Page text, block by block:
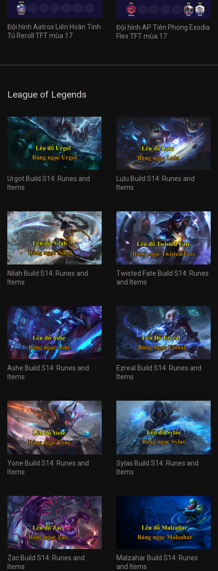
Đội hình Aatrox Liên Hoàn Tinh
Tú Reroll TFT mùa 17
Đội hình AP Tiên Phong Exodia
Flex TFT mùa 17
League of Legends
Urgot Build S14: Runes and
Items
Lulu Build S14: Runes and
Items
Nilah Build S14: Runes and
Items
Twisted Fate Build S14: Runes
and Items
Ashe Build S14: Runes and
Items
Ezreal Build S14: Runes and
Items
Yone Build S14: Runes and
Items
Sylas Build S14: Runes and
Items
Zac Build S14: Runes and
Items
Malzahar Build S14: Runes
and Items